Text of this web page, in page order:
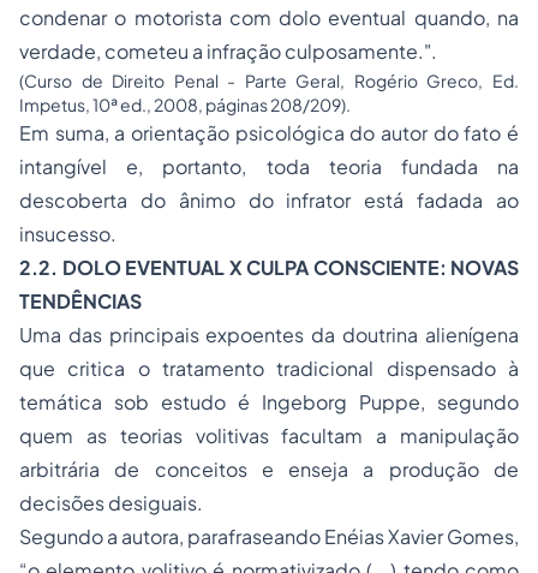
condenar o motorista com dolo eventual quando, na
verdade, cometeu a infração culposamente.".
(Curso de Direito Penal - Parte Geral, Rogério Greco, Ed.
Impetus, 10ª ed., 2008, páginas 208/209).
Em suma, a orientação psicológica do autor do fato é
intangível e, portanto, toda teoria fundada na
descoberta do ânimo do infrator está fadada ao
insucesso.
2.2. DOLO EVENTUAL X CULPA CONSCIENTE: NOVAS
TENDÊNCIAS
Uma das principais expoentes da doutrina alienígena
que critica o tratamento tradicional dispensado à
temática sob estudo é Ingeborg Puppe, segundo
quem as teorias volitivas facultam a manipulação
arbitrária de conceitos e enseja a produção de
decisões desiguais.
Segundo a autora, parafraseando Enéias Xavier Gomes,